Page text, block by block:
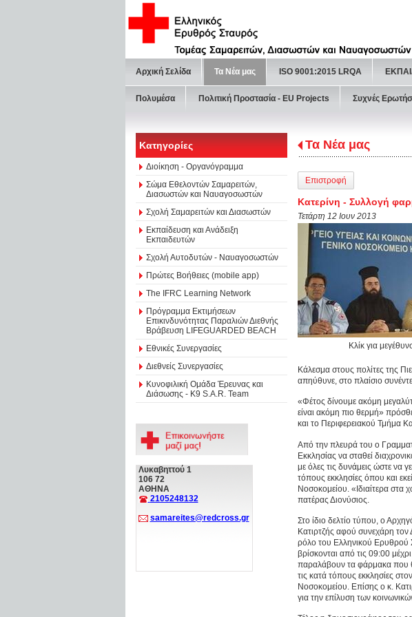
Αρχική Σελίδα Τα Νέα μας ISO 9001:2015 LRQA
Πολυμέσα Πολιτική Προστασία - ΕU Projects Συχνές
Κατηγορίες
Διοίκηση - Οργανόγραμμα
Σώμα Εθελοντών Σαμαρειτών,
Διασωστών και Ναυαγοσωστών
Σχολή Σαμαρειτών και Διασωστών
Εκπαίδευση και Ανάδειξη
Εκπαιδευτών
Σχολή Αυτοδυτών - Ναυαγοσωστών
Πρώτες Βοήθειες (mobile app)
The IFRC Learning Network
Πρόγραμμα Εκτιμήσεων
Επικινδυνότητας Παραλιών Διεθνής
Βράβευση LIFEGUARDED BEACH
Εθνικές Συνεργασίες
Διεθνείς Συνεργασίες
Κυνοφιλική Ομάδα Έρευνας και
Διάσωσης - Κ9 S.A.R. Team
Λυκαβηττού 1
106 72
ΑΘΗΝΑ
2105248132
samareites@redcross.gr
Τα Νέα μας
Επιστροφή
Κατερίνη - Συλλογή
Τετάρτη 12 Ιουν 2013
Κλίκ για
Κάλεσμα στους πολίτες της
απηύθυνε, στο πλαίσιο
«Φέτος δίνουμε ακόμη
είναι ακόμη πιο θερμή»
και το Περιφερειακού Τμήμα
Από την πλευρά του ο
Εκκλησίας να σταθεί
με όλες τις δυνάμεις ώστε να
τόπους εκκλησίες όπου και
Νοσοκομείου. «Ιδιαίτερα στα
πατέρας Διονύσιος.
Στο ίδιο δελτίο τύπου, ο
Κατιρτζής αφού συνεχάρη
ρόλο του Ελληνικού Ερυθρού
βρίσκονται από τις 09:00
παραλάβουν τα φάρμακα που
τις κατά τόπους εκκλησίες
Νοσοκομείου. Επίσης ο κ.
για την επίλυση των